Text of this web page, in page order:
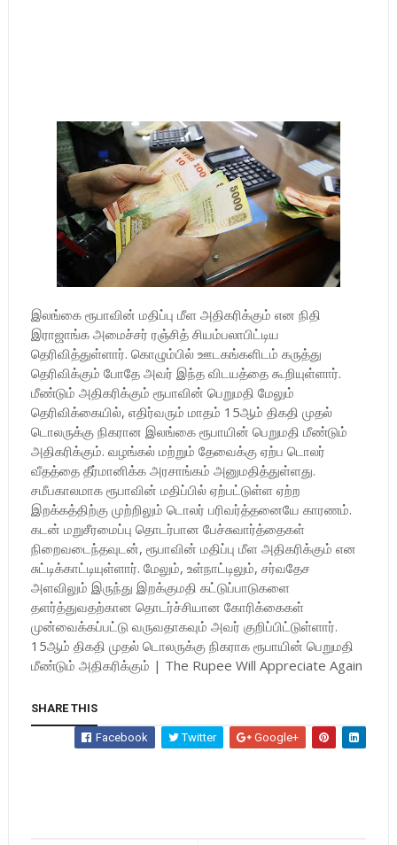
இலங்கை ரூபாவின் மதிப்பு மீள அதிகரிக்கும் என நிதி
இராஜாங்க அமைச்சர் ரஞ்சித் சியம்பலாபிட்டிய
தெரிவித்துள்ளார். கொழும்பில் ஊடகங்களிடம் கருத்து
தெரிவிக்கும் போதே அவர் இந்த விடயத்தை கூறியுள்ளார்.
மீண்டும் அதிகரிக்கும் ரூபாவின் பெறுமதி மேலும்
தெரிவிக்கையில், எதிர்வரும் மாதம் 15ஆம் திகதி முதல்
டொலருக்கு நிகரான இலங்கை ரூபாயின் பெறுமதி மீண்டும்
அதிகரிக்கும். வழங்கல் மற்றும் தேவைக்கு ஏற்ப டொலர்
வீதத்தை தீர்மானிக்க அரசாங்கம் அனுமதித்துள்ளது.
சமீபகாலமாக ரூபாவின் மதிப்பில் ஏற்பட்டுள்ள ஏற்ற
இறக்கத்திற்கு முற்றிலும் டொலர் பரிவர்த்தனையே காரணம்.
கடன் மறுசீரமைப்பு தொடர்பான பேச்சுவார்த்தைகள்
நிறைவடைந்தவுடன், ரூபாவின் மதிப்பு மீள அதிகரிக்கும் என
சுட்டிக்காட்டியுள்ளார். மேலும், உள்நாட்டிலும், சர்வதேச
அளவிலும் இருந்து இறக்குமதி கட்டுப்பாடுகளை
தளர்த்துவதற்கான தொடர்ச்சியான கோரிக்கைகள்
முன்வைக்கப்பட்டு வருவதாகவும் அவர் குறிப்பிட்டுள்ளார்.
15ஆம் திகதி முதல் டொலருக்கு நிகராக ரூபாயின் பெறுமதி
மீண்டும் அதிகரிக்கும் | The Rupee Will Appreciate Again
SHARE THIS
Facebook Twitter Google+